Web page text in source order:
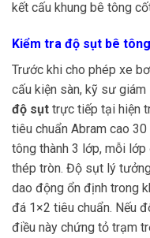
kết cấu khung bê tông
Kiểm tra độ sụt bê
Trước khi cho phép xe
cấu kiện sàn, kỹ sư giám
độ sụt trực tiếp tại hiện
tiêu chuẩn Abram cao
tông thành 3 lớp, mỗi
thép tròn. Độ sụt lý
dao động ổn định trong
đá 1×2 tiêu chuẩn. Nếu
điều này chứng tỏ trạm